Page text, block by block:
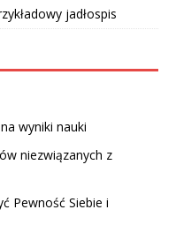
jadłospis
wyniki nauki
niezwiązanych z
Pewność Siebie i